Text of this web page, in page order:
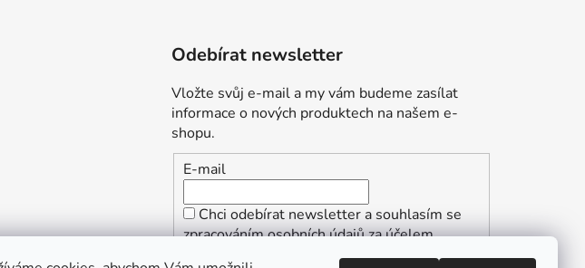
Odebírat newsletter
Vložte svůj e-mail a my vám budeme zasílat
informace o nových produktech na našem e-
shopu.
E-mail
Chci odebírat newsletter a souhlasím se
zpracováním osobních údajů za účelem
zasílání informací o speciálních akcích a